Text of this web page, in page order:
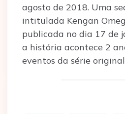
agosto de 2018. Uma
intitulada Kengan
publicada no dia 17 de
a história acontece 2
eventos da série